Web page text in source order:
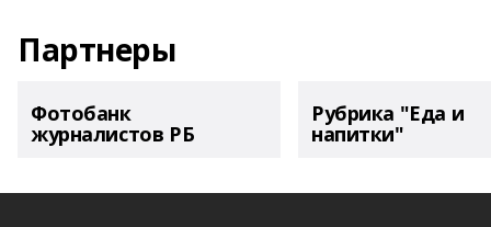
Партнеры
Фотобанк
журналистов РБ
Рубрика "Еда и
напитки"